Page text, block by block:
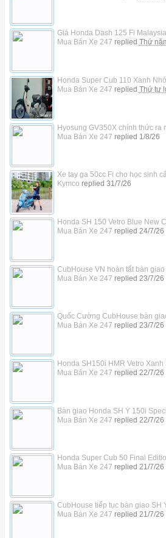
Giá Honda Dash 125 Fi
Mua Bán Xe 247 replied Thứ
Honda Super Cub 110 Xanh
Mua Bán Xe 247 replied Thứ tư
Hyosung GV350X chính thức ra
Mua Bán Xe 247 replied 1/8/26
Xe tay ga 50cc Fi cho học sinh
Kymco replied 31/7/26
Honda SH 150 Vetro Blue New
Mua Bán Xe 247 replied 24/7/26
CubHouse VN hoàn tất bàn giao
Mua Bán Xe 247 replied 23/7/26
Quốc Cường CubHouse bàn
Mua Bán Xe 247 replied 23/7/26
Honda SH150i HMR Vetro
Mua Bán Xe 247 replied 22/7/26
Bàn giao Honda SH Ý 150i
Mua Bán Xe 247 replied 22/7/26
Honda Super Cub 50 Final
Mua Bán Xe 247 replied 21/7/26
CubHouse tiếp tục bàn giao SH
Mua Bán Xe 247 replied 21/7/26